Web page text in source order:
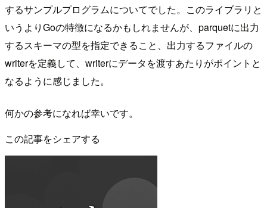
するサンプルプログラムについてでした。このライブラリと
いうよりGoの特徴になるかもしれませんが、parquetに出力
するスキーマの型を指定できること、出力するファイルの
writerを定義して、writerにデータを渡すあたりがポイントと
なるように感じました。
何かの参考になれば幸いです。
この記事をシェアする